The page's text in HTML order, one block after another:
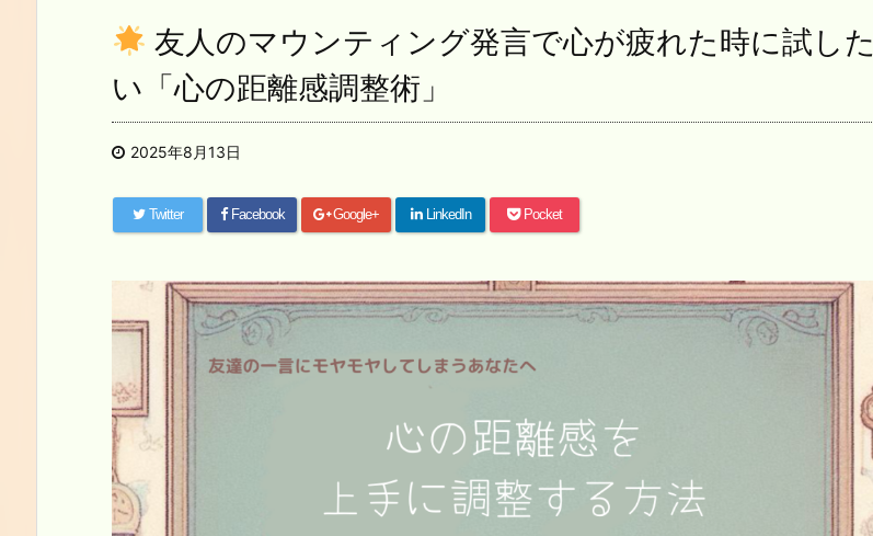
友人のマウンティング発言で心が疲れた時に試した
い「心の距離感調整術」
2025年8月13日
Twitter Facebook Google+ LinkedIn Pocket